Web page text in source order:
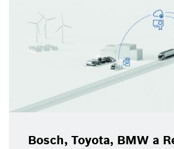
Bosch, Toyota, BMW a